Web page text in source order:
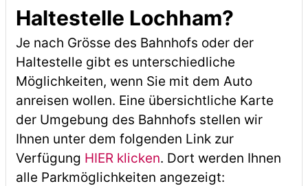
Haltestelle Lochham?
Je nach Grösse des Bahnhofs oder der
Haltestelle gibt es unterschiedliche
Möglichkeiten, wenn Sie mit dem Auto
anreisen wollen. Eine übersichtliche Karte
der Umgebung des Bahnhofs stellen wir
Ihnen unter dem folgenden Link zur
Verfügung HIER klicken. Dort werden Ihnen
alle Parkmöglichkeiten angezeigt: